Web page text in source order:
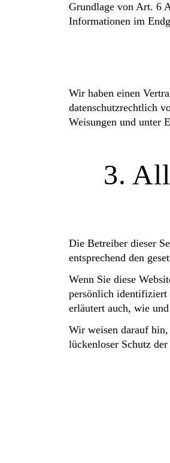
Grundlage von Art. 6
Informationen im
Wir haben einen
datenschutzrechtlich
Weisungen und unter
3.
Die Betreiber dieser
entsprechend den
Wenn Sie diese
persönlich identifiziert
erläutert auch, wie
Wir weisen darauf
lückenloser Schutz